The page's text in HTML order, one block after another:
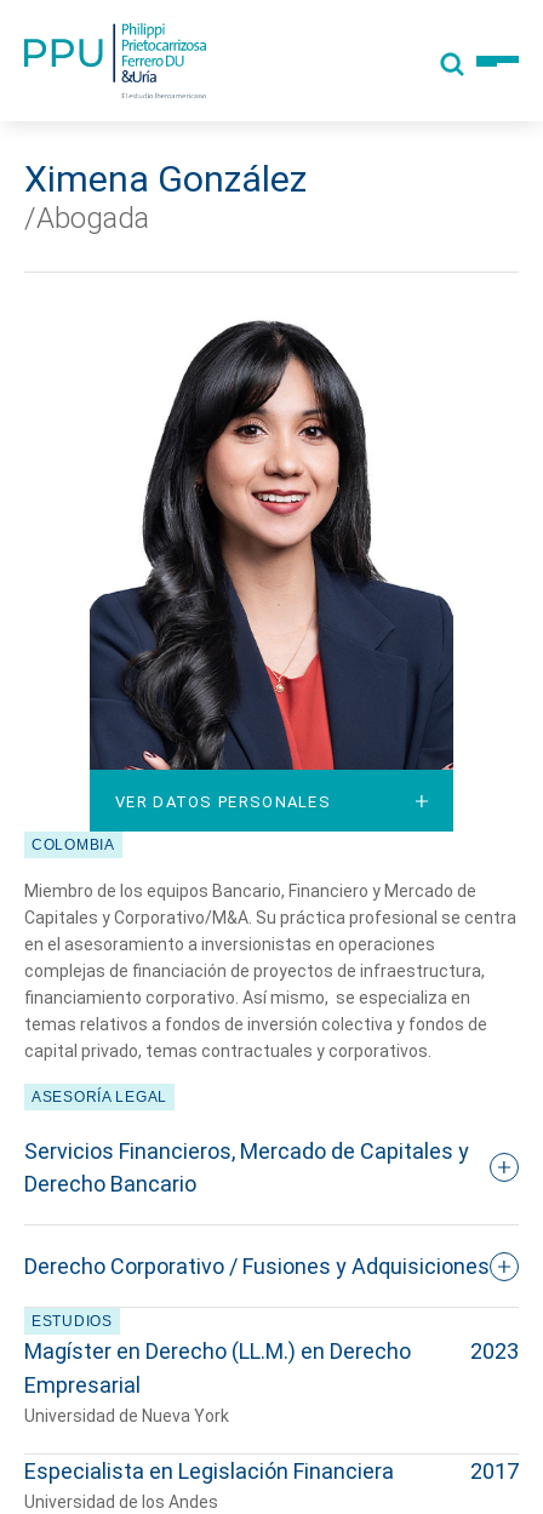
Ximena González
/Abogada
VER DATOS PERSONALES
VER DATOS PERSONALES
COLOMBIA
Miembro de los equipos Bancario, Financiero y Mercado de
Capitales y Corporativo/M&A. Su práctica profesional se centra
en el asesoramiento a inversionistas en operaciones
complejas de financiación de proyectos de infraestructura,
financiamiento corporativo. Así mismo, se especializa en
temas relativos a fondos de inversión colectiva y fondos de
capital privado, temas contractuales y corporativos.
ASESORÍA LEGAL
Servicios Financieros, Mercado de Capitales y
Derecho Bancario
Derecho Corporativo / Fusiones y Adquisiciones
ESTUDIOS
Magíster en Derecho (LL.M.) en Derecho
Empresarial
Universidad de Nueva York
2023
Especialista en Legislación Financiera
Universidad de los Andes
2017